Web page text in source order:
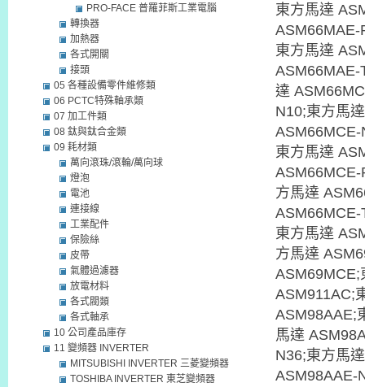
東方馬達
ASM66MAE-
東方馬達
ASM66MAE-
達
N10;東方馬
東方馬達
方馬達
東方馬達
方馬達
ASM69MCE;
ASM911AC;
ASM98AAE;
馬達
N36;東方馬
ASM98AAE-
PRO-FACE 普羅菲斯工業電腦
轉換器
加熱器
各式開關
接頭
05 各種設備零件維修類
06 PCTC特殊軸承類
07 加工件類
08 鈦與鈦合金類
09 耗材類
萬向滾珠/滾輪/萬向球
燈泡
電池
連接線
工業配件
保險絲
皮帶
氣體過濾器
放電材料
各式閥類
各式軸承
10 公司產品庫存
11 變頻器 INVERTER
MITSUBISHI INVERTER 三菱變頻器
TOSHIBA INVERTER 東芝變頻器